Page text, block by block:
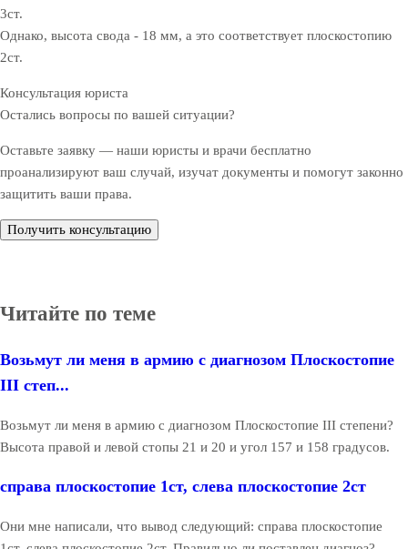
3ст.
Однако, высота свода - 18 мм, а это соответствует плоскостопию
2ст.
Консультация юриста
Остались вопросы по вашей ситуации?
Оставьте заявку — наши юристы и врачи бесплатно
проанализируют ваш случай, изучат документы и помогут законно
защитить ваши права.
Получить консультацию
Читайте по теме
Возьмут ли меня в армию с диагнозом Плоскостопие
III степ...
Возьмут ли меня в армию с диагнозом Плоскостопие III степени?
Высота правой и левой стопы 21 и 20 и угол 157 и 158 градусов.
справа плоскостопие 1ст, слева плоскостопие 2ст
Они мне написали, что вывод следующий: справа плоскостопие